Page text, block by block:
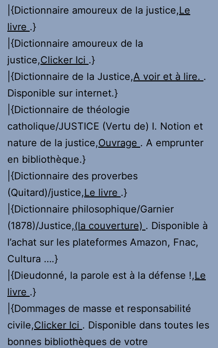
|{Dictionnaire amoureux de la justice,Le
livre .}
|{Dictionnaire amoureux de la
justice,Clicker Ici .}
|{Dictionnaire de la Justice,A voir et à lire. .
Disponible sur internet.}
|{Dictionnaire de théologie
catholique/JUSTICE (Vertu de) I. Notion et
nature de la justice,Ouvrage . A emprunter
en bibliothèque.}
|{Dictionnaire des proverbes
(Quitard)/justice,Le livre .}
|{Dictionnaire philosophique/Garnier
(1878)/Justice,(la couverture) . Disponible à
l’achat sur les plateformes Amazon, Fnac,
Cultura ….}
|{Dieudonné, la parole est à la défense !,Le
livre .}
|{Dommages de masse et responsabilité
civile,Clicker Ici . Disponible dans toutes les
bonnes bibliothèques de votre